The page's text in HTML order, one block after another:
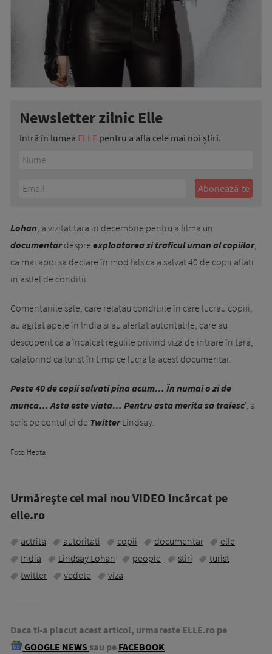
Newsletter zilnic Elle
Intră în lumea ELLE pentru a afla cele mai noi știri.
Lohan, a vizitat tara in decembrie pentru a filma un
documentardespre exploatarea si traficul uman al copiilor,
ca mai apoi sa declare în mod fals ca a salvat 40 de copii aflati
in astfel de conditii.
Comentariile sale, care relatau conditiile în care lucrau copiii,
au agitat apele în India si au alertat autoritatile, care au
descoperit ca a încalcat regulile privind viza de intrare în tara,
calatorind ca turist în timp ce lucra la acest documentar.
Peste 40 de copii salvati pîna acum… În numai o zi de
munca… Asta este viata… Pentru asta merita sa traiesc', a
scris pe contul ei de TwitterLindsay.
Foto:Hepta
Urmăreşte cel mai nou VIDEO incărcat pe
elle.ro
actrita autoritati copii documentar
elle
India
Lindsay Lohan people stiri
turist
twitter
vedete viza
Daca ti-a placut acest articol, urmareste ELLE.ro pe
GOOGLE NEWS sau pe FACEBOOK